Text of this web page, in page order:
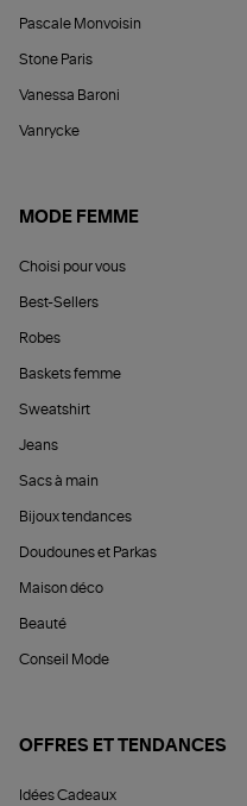
Pascale Monvoisin
Stone Paris
Vanessa Baroni
Vanrycke
MODE FEMME
Choisi pour vous
Best-Sellers
Robes
Baskets femme
Sweatshirt
Jeans
Sacs à main
Bijoux tendances
Doudounes et Parkas
Maison déco
Beauté
Conseil Mode
OFFRES ET TENDANCES
Idées Cadeaux